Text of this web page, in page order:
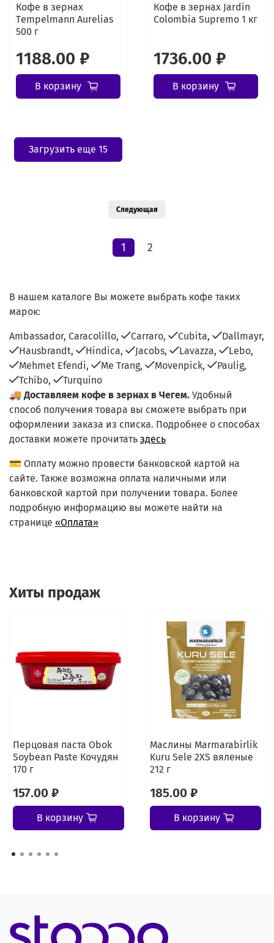
Кофе в зернах
Tеmpelmann Aurelias
500 г
1188.00 ₽
В корзину
Кофе в зернах Jardin
Colombia Supremo 1 кг
1736.00 ₽
В корзину
Загрузить еще 15
1 2
Следующая
В нашем каталоге Вы можете выбрать кофе таких
марок:
Ambassador, Caracolillo, Carraro, Cubita,
Dallmayr,
Hausbrandt,
Hindica, Jacobs, Lavazza,
Lebo,
Mehmet Efendi,
Me Trang, Movenpick,
Paulig,
Tchibo,
Turquino
🚚Доставляем кофе в зернах в Чегем. Удобный
способ получения товара вы сможете выбрать при
оформлении заказа из списка. Подробнее о способах
доставки можете прочитать здесь
💳 Оплату можно провести банковской картой на
сайте. Также возможна оплата наличными или
банковской картой при получении товара. Более
подробную информацию вы можете найти на
странице «Оплата»
Хиты продаж
Перцовая паста Obok
Soybean Paste Кочудян
170 г
157.00 ₽
В корзину
Маслины Marmarabirlik
Kuru Sele 2XS вяленые
212 г
185.00 ₽
В корзину